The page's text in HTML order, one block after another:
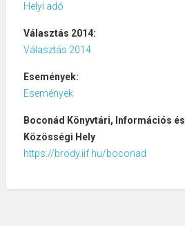
Helyi adó
Választás 2014:
Választás 2014
Események:
Események
Boconád Könyvtári, Információs és
Közösségi Hely
https://brody.iif.hu/boconad